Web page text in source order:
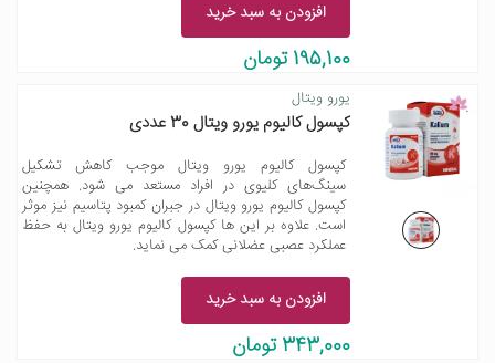
افزودن به سبد خرید
195,100 تومان
یورو ویتال
کپسول کالیوم یورو ویتال 30 عددی
کپسول کالیوم یورو ویتال موجب کاهش تشکیل
سینگ‌های کلیوی در افراد مستعد می شود. همچنین
کپسول کالیوم یورو ویتال در جبران کمبود پتاسیم نیز موثر
است. علاوه بر این ها کپسول کالیوم یورو ویتال به حفظ
عملکرد عصبی عضلانی کمک می نماید.
افزودن به سبد خرید
343,000 تومان